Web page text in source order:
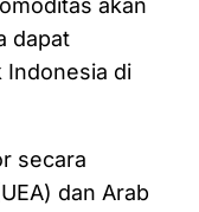
akan
dapat
Indonesia di
secara
dan Arab